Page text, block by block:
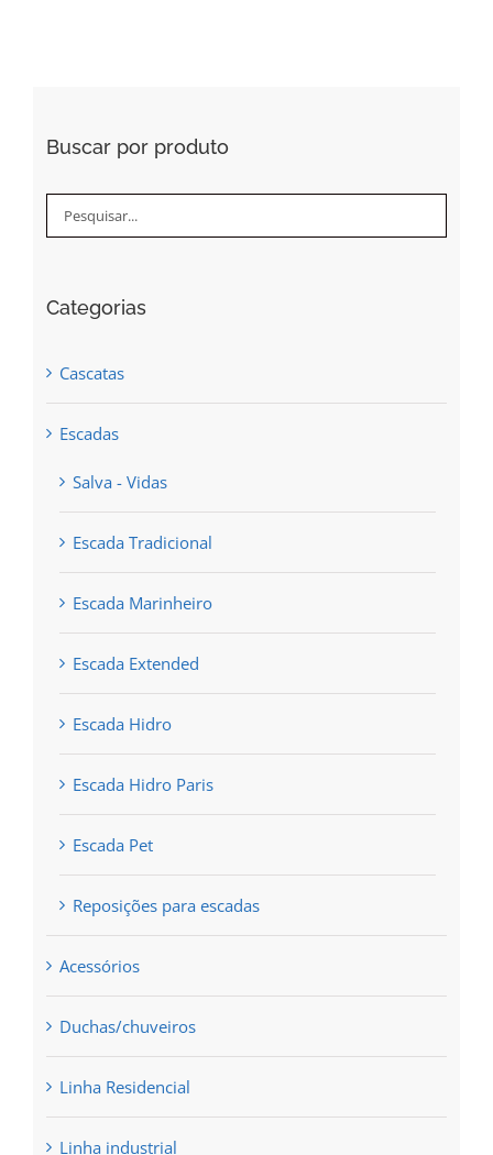
product
page
Buscar por produto
Categorias
Cascatas
Escadas
Salva - Vidas
Escada Tradicional
Escada Marinheiro
Escada Extended
Escada Hidro
Escada Hidro Paris
Escada Pet
Reposições para escadas
Acessórios
Duchas/chuveiros
Linha Residencial
Linha industrial